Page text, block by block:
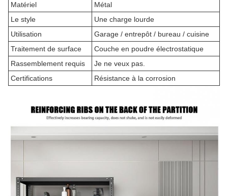
Matériel
Métal
Le style
Une charge lourde
Utilisation
Garage / entrepôt / bureau / cuisine
Traitement de surface
Couche en poudre électrostatique
Rassemblement requis
Je ne veux pas.
Certifications
Résistance à la corrosion